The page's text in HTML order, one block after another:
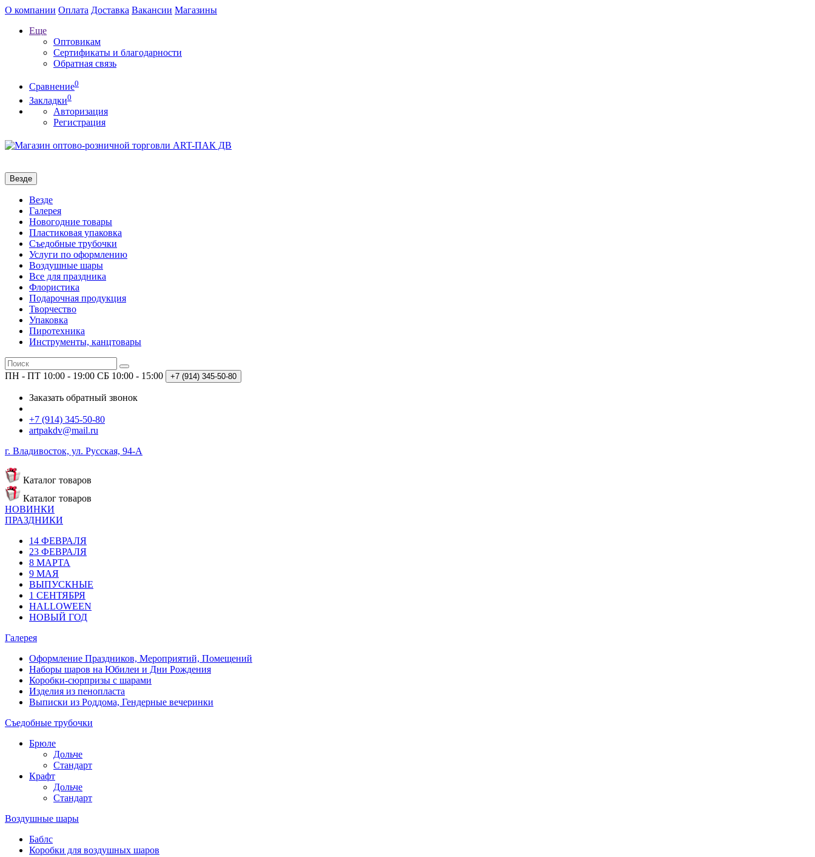
О компании Оплата Доставка Вакансии Магазины
Еще
Оптовикам
Сертификаты и благодарности
Обратная связь
Сравнение0
Закладки0
Авторизация
Регистрация
Везде
Везде
Галерея
Новогодние товары
Пластиковая упаковка
Съедобные трубочки
Услуги по оформлению
Воздушные шары
Все для праздника
Флористика
Подарочная продукция
Творчество
Упаковка
Пиротехника
Инструменты, канцтовары
ПН - ПТ 10:00 - 19:00 СБ 10:00 - 15:00 +7 (914) 345-50-80
Заказать обратный звонок
+7 (914) 345-50-80
artpakdv@mail.ru
г. Владивосток, ул. Русская, 94-А
Каталог товаров
Каталог товаров
НОВИНКИ
ПРАЗДНИКИ
14 ФЕВРАЛЯ
23 ФЕВРАЛЯ
8 МАРТА
9 МАЯ
ВЫПУСКНЫЕ
1 СЕНТЯБРЯ
HALLOWEEN
НОВЫЙ ГОД
Галерея
Оформление Праздников, Мероприятий, Помещений
Наборы шаров на Юбилеи и Дни Рождения
Коробки-сюрпризы с шарами
Изделия из пенопласта
Выписки из Роддома, Гендерные вечеринки
Съедобные трубочки
Брюле
Дольче
Стандарт
Крафт
Дольче
Стандарт
Воздушные шары
Баблс
Коробки для воздушных шаров